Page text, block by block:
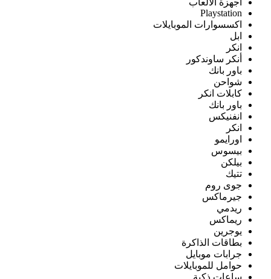
أجهزة الألعاب
Playstation
اكسسوارات الموبايلات
ابل
انكر
أنكر ساوندكور
باور بانك
شواحن
كابلات انكر
باور بانك
انفنيكس
انكر
اورايمو
بيسوس
بيلكن
تتيك
جوى روم
جيرماكس
ريدمي
ريماكس
يوجرين
بطاقات الذاكرة
جرابات موبايل
حوامل للموبايلات